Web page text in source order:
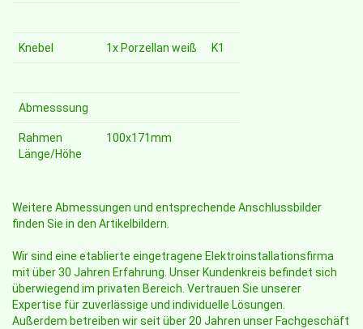
Knebel 1x Porzellan weiß K1
Abmesssung
Rahmen
Länge/Höhe
100x171mm
Weitere Abmessungen und entsprechende Anschlussbilder
finden Sie in den Artikelbildern.
Wir sind eine etablierte eingetragene Elektroinstallationsfirma
mit über 30 Jahren Erfahrung. Unser Kundenkreis befindet sich
überwiegend im privaten Bereich. Vertrauen Sie unserer
Expertise für zuverlässige und individuelle Lösungen.
Außerdem betreiben wir seit über 20 Jahren unser Fachgeschäft